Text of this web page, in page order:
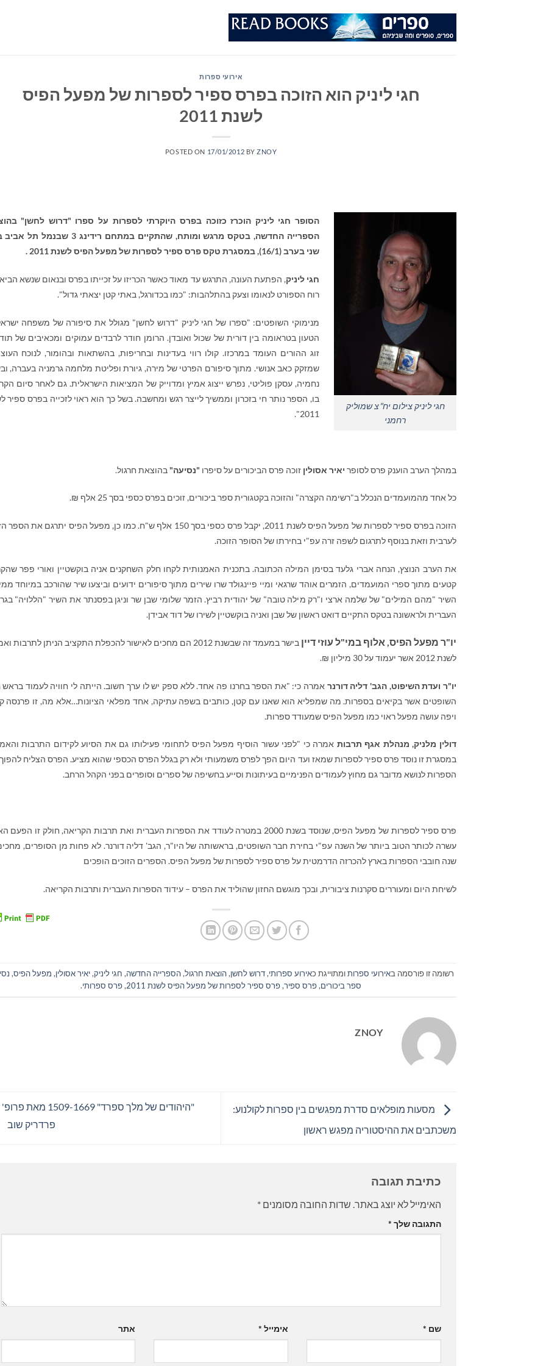
אירועי ספרות
חגי ליניק הוא הזוכה בפרס ספיר לספרות של מפעל הפיס
לשנת 2011
POSTED ON 17/01/2012 BYZNOY
חגי ליניק צילום יח"צ שמוליק
רחמני
הסופר חגי ליניק הוכרז כזוכה בפרס היוקרתי לספרות על ספרו "דרוש לחשן"
הספרייה החדשה,
בטקס מרגש ומותח, שהתקיים במתחם רידינג 3 שבנמל
שני בערב (16/1), במסגרת טקס פרס ספיר לספרות של מפעל הפיס לשנת 2011 .
חגי ליניק, הפתעת העונה, התרגש עד מאוד כאשר הכריזו על זכייתו בפרס ובנאום שנשא
רוח הספורט לנאומו וצעק בהתלהבות: "כמו בכדורגל, באתי קטן יצאתי גדול".
מנימוקי השופטים: "ספרו של חגי ליניק "דרוש לחשן" מגולל את סיפורה של משפחה
הטעון בטראומה בין דורית של שכול ואובדן. הרומן חודר לרבדים עמוקים ומכאיבים של
זוג ההורים העומד במרכזו. קולו רווי בעדינות ובחריפות, בהשתאות ובהומור, לנוכח
שמזקק כאב אנושי. מתוך סיפורם הפרטי של מירה, גיורת ופליטת מלחמה גרמניה בעברה,
נחמיה, עסקן פוליטי, נפרש ייצוג אמיץ ומדוייק של המציאות הישראלית. גם לאחר סיום
בו, הספר נותר חי בזכרון וממשיך לייצר רגש ומחשבה. בשל כך הוא ראוי לזכייה בפרס ספיר
2011".
במהלך הערב הוענק פרס לסופר יאיר אסולין זוכה פרס הביכורים על סיפרו "נסיעה" בהוצאת חרגול.
כל אחד מהמועמדים הנכלל ב"רשימה הקצרה" והזוכה בקטגורית ספר ביכורים, זוכים בפרס כספי בסך 25 אלף ₪.
הזוכה בפרס ספיר לספרות של מפעל הפיס לשנת 2011, יקבל פרס כספי בסך 150 אלף ש"ח. כמו כן, מפעל הפיס יתרגם את
לערבית וזאת בנוסף לתרגום לשפה זרה עפ"י בחירתו של הסופר הזוכה.
את הערב הנוצץ, הנחה אברי גלעד בסימן המילה הכתובה. בתכנית האמנותית לקחו חלק השחקנים אניה בוקשטיין ואורי פפר
קטעים מתוך ספרי המועמדים, הזמרים אוהד שרגאי ומיי פיינגולד שרו שירים מתוך סיפורים ידועים וביצעו שיר שהורכב במיוחד
השיר "מהם המילים" של שלמה ארצי ו"רק מילה טובה" של יהודית רביץ. הזמר שלומי שבן שר וניגן בפסנתר את השיר "הללויה"
העברית ולראשונה בטקס התקיים דואט ראשון של שבן ואניה בוקשטיין לשירו של דוד אבידן.
יו"ר מפעל הפיס, אלוף במי"ל עוזי דיין
בישר במעמד זה שבשנת 2012 הם מחכים לאישור להכפלת התקציב הניתן לתרבות
לשנת 2012 אשר יעמוד על 30 מיליון ₪.
יו"ר ועדת השיפוט, הגב' דליה דורנר אמרה כי: "את הספר בחרנו פה אחד. ללא ספק יש לו ערך חשוב. הייתה לי חוויה לעמוד בראש
השופטים אשר בקיאים בספרות. מה שמפליא הוא שאנו עם קטן, כותבים בשפה עתיקה, אחד מפלאי הציונות…אלא מה, זו פרנסה
ויפה עושה מפעל ראוי כמו מפעל הפיס שמעודד ספרות.
דולין מלניק, מנהלת אגף תרבות אמרה כי "לפני עשור הוסיף מפעל הפיס לתחומי פעילותו גם את הסיוע לקידום התרבות
במסגרת זו נוסד פרס ספיר לספרות שמאז ועד היום הפך לפרס משמעותי ולא רק בגלל הפרס הכספי שהוא מציע. הפרס הצליח
הספרות לנושא מדובר גם מחוץ לעמודים הפנימיים בעיתונות וסייע בחשיפה של ספרים וסופרים בפני הקהל הרחב.
פרס ספיר לספרות של מפעל הפיס, שנוסד בשנת 2000 במטרה לעודד את הספרות העברית ואת תרבות הקריאה, חולק זו
עשרה לכותר הטוב ביותר של השנה עפ"י בחירת חבר השופטים, בראשותה של היו"ר, הגב' דליה דורנר. לא פחות מן הסופרים,
שנה חובבי הספרות בארץ להכרזה הדרמטית על פרס ספיר לספרות של מפעל הפיס. הספרים הזוכים הופכים
לשיחת היום ומעוררים סקרנות ציבורית, ובכך מוגשם החזון שהוליד את הפרס – עידוד הספרות העברית ותרבות הקריאה.
רשומה זו פורסמה באירועי ספרותומתוייגת כאירוע ספרותי,דרוש לחשן,הוצאת חרגול,הספרייה החדשה, חגי ליניק,יאיר אסולין, מפעל הפיס,
ספר ביכורים,פרס ספיר,פרס ספיר לספרות של מפעל הפיס לשנת 2011 ,פרס ספרותי.
ZNOY
מסעות מופלאים סדרת מפגשים בין ספרות לקולנוע:
משכתבים את ההיסטוריה מפגש ראשון
"היהודים של מלך ספרד" 1509-1669
פרדריק שוב
כתיבת תגובה
האימייל לא יוצג באתר. שדות החובה מסומנים *
התגובה שלך *
שם * אימייל * אתר